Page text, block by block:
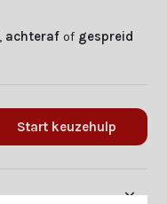
achteraf of gespreid
Start keuzehulp